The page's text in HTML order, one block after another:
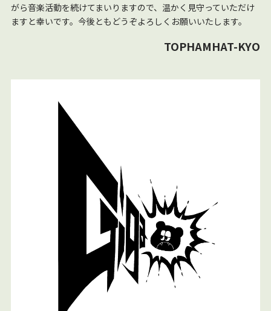
がら音楽活動を続けてまいりますので、温かく見守っていただけ
ますと幸いです。今後ともどうぞよろしくお願いいたします。
TOPHAMHAT-KYO